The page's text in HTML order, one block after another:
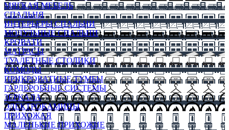
МЯГКАЯ МЕБЕЛЬ
СПАЛЬНЯ
ИНТЕРЬЕРЫ СПАЛЬНИ
МОДУЛЬНЫЕ СПАЛЬНИ
КРОВАТИ
МАТРАСЫ
ТУАЛЕТНЫЕ СТОЛИКИ
КОМОДЫ
ПРИКРОВАТНЫЕ ТУМБЫ
ГАРДЕРОБНЫЕ СИСТЕМЫ
ЗЕРКАЛА
ЭЛЕКТРОКАМИНЫ
ПРИХОЖАЯ
МАЛЕНЬКИЕ ПРИХОЖИЕ